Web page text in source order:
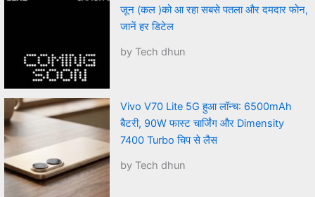
जून (कल )को आ रहा सबसे पतला और दमदार फोन,
जानें हर डिटेल
by Tech dhun
Vivo V70 Lite 5G हुआ लॉन्च: 6500mAh
बैटरी, 90W फास्ट चार्जिंग और Dimensity
7400 Turbo चिप से लैस
by Tech dhun